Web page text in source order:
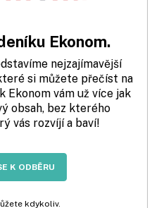
Ekonom.
nejzajímavější
si můžete přečíst na
Ekonom vám už více jak
obsah, bez kterého
vás rozvíjí a baví!
K ODBĚRU
kdykoliv.